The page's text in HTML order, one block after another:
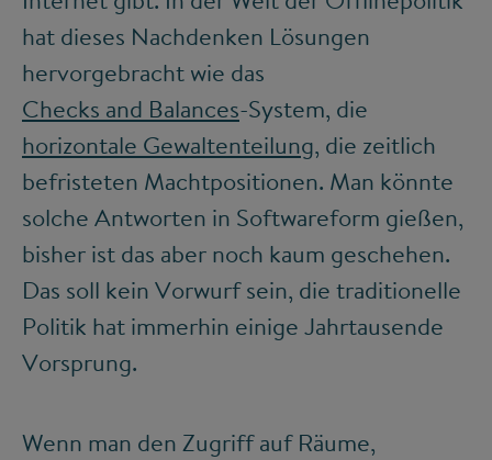
hat dieses Nachdenken Lösungen
hervorgebracht wie das
Checks and Balances-System, die
horizontale Gewaltenteilung, die zeitlich
befristeten Machtpositionen. Man könnte
solche Antworten in Softwareform gießen,
bisher ist das aber noch kaum geschehen.
Das soll kein Vorwurf sein, die traditionelle
Politik hat immerhin einige Jahrtausende
Vorsprung.
Wenn man den Zugriff auf Räume,